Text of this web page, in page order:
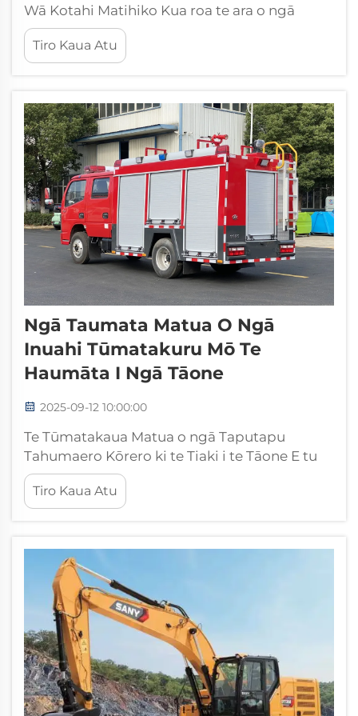
Wā Kotahi Matihiko Kua roa te ara o ngā
taputapu tahumaero mai i ngā pompi wai
takirua hōiho o mua. Ko ngā tīma tahumaero
kōrero te taumata teitei o te hangarau
Tiro Kaua Atu
Ngā Taumata Matua O Ngā
Inuahi Tūmatakuru Mō Te
Haumāta I Ngā Tāone
2025-09-12 10:00:00
Te Tūmatakaua Matua o ngā Taputapu
Tahumaero Kōrero ki te Tiaki i te Tāone E tu
ana ngā tīma tahumaero hei tohu kaha o te
haumaru ūraban me te whakautu mariko, e
whakatairanga ana i te arotake tuarangi ki
tāone. Ēnei taputapu matatau...
Tiro Kaua Atu